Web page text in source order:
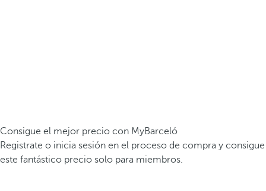
Consigue el mejor precio con MyBarceló
Registrate o inicia sesión en el proceso de compra y consigue
este fantástico precio solo para miembros.